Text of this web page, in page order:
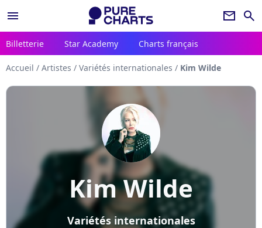
menu newsletter search
Billetterie Star Academy Charts français
Accueil / Artistes / Variétés internationales / Kim Wilde
Kim Wilde
Variétés internationales